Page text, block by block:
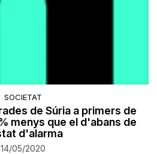
SOCIETAT
de Súria a primers de
menys que el d'abans de
d'alarma
14/05/2020